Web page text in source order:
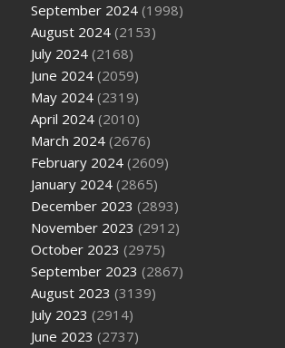
September 2024 (1998)
August 2024 (2153)
July 2024 (2168)
June 2024 (2059)
May 2024 (2319)
April 2024 (2010)
March 2024 (2676)
February 2024 (2609)
January 2024 (2865)
December 2023 (2893)
November 2023 (2912)
October 2023 (2975)
September 2023 (2867)
August 2023 (3139)
July 2023 (2914)
June 2023 (2737)